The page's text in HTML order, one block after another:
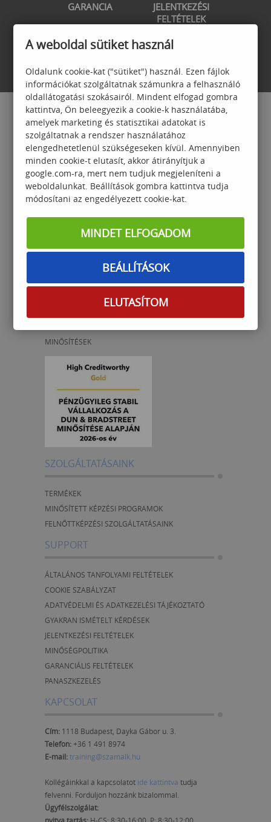
GARANCIA
JELENTKEZÉSI
FELTÉTELEK
Számalk Oktatási és Informatikai Zrt.
1118 Budapest, Dayka Gábor u. 3.
Felnőttképzési nyilvántartási száma: B/2020/000703
Felnőttképzési engedélyszám:
training@szamalk.hu
www.szamalk.hu
RÓLUNK
MINŐSÍTÉSEK
SZOLGÁLTATÁSAINK
TERMÉKEK
MINŐSÍTETT KÉPZÉSI PROGRAMOK
FELNŐTTKÉPZÉSI SZOLGÁLTATÁSAINK
SUPPORT
ÁLTALÁNOS TANFOLYAMI FELTÉTELEK
COOKIE SZABÁLYZAT
ADATVÉDELMI ÉS ADATKEZELÉSI TÁJÉKOZTATÓ
GYAKRAN ISMÉTELT KÉRDÉSEK
JELENTKEZÉSI FELTÉTELEK
MINŐSÉGPOLITIKA
GARANCIÁLIS FELTÉTELEK
PANASZKEZELÉS
KAPCSOLAT
Cím: 1118 Budapest, Dayka Gábor u. 3.
Telefon:+36 1 491 8974
E-mail:training@szamalk.hu
Kollégáinkkal a kapcsolatot ide kattintva tudja
felvenni. Forduljon hozzánk bizalommal.
Ügyfélszolgálat:
A weboldal sütiket használ
Oldalunk cookie-kat ("sütiket") használ. Ezen fájlok
információkat szolgáltatnak számunkra a felhasználó
oldallátogatási szokásairól. Mindent elfogad gombra
kattintva, Ön beleegyezik a cookie-k használatába,
amelyek marketing és statisztikai adatokat is
szolgáltatnak a rendszer használatához
elengedhetetlenül szükségeseken kívül. Amennyiben
minden cookie-t elutasít, akkor átirányítjuk a
google.com-ra, mert nem tudjuk megjeleníteni a
weboldalunkat. Beállítások gombra kattintva tudja
módosítani az engedélyezett cookie-kat.
MINDET ELFOGADOM
BEÁLLÍTÁSOK
ELUTASÍTOM